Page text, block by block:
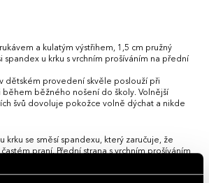
a kulatým výstřihem, 1,5 cm pružný
spandex u krku s vrchním prošíváním na přední
dětském provedení skvěle poslouží při
během běžného nošení do školy. Volnější
švů dovoluje pokožce volně dýchat a nikde
krku se směsí spandexu, který zaručuje, že
praní. Přední strana s vrchním prošíváním